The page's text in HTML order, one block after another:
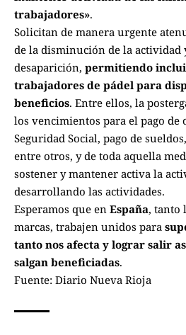
trabajadores».
Solicitan de manera urgente
de la disminución de la
desaparición, permitiendo
trabajadores de pádel para
beneficios. Entre ellos, la
los vencimientos para el pago de
Seguridad Social, pago de
entre otros, y de toda aquella
sostener y mantener activa la
desarrollando las actividades.
Esperamos que en España, tanto
marcas, trabajen unidos para
tanto nos afecta y lograr salir
salgan beneficiadas.
Fuente: Diario Nueva Rioja